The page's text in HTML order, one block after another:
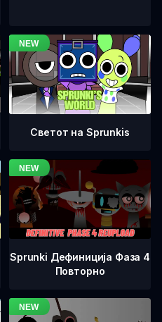
Светот на Sprunkis
Sprunki Дефиниција Фаза 4
Повторно